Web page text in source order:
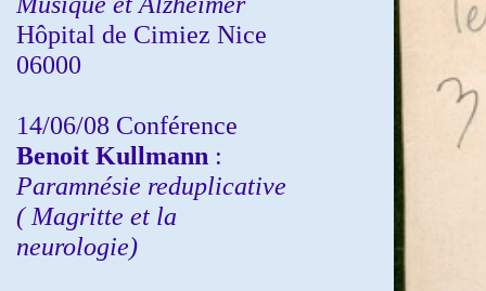
Hôpital de Cimiez Nice
06000
14/06/08 Conférence
Benoit Kullmann :
Paramnésie reduplicative
( Magritte et la
neurologie)